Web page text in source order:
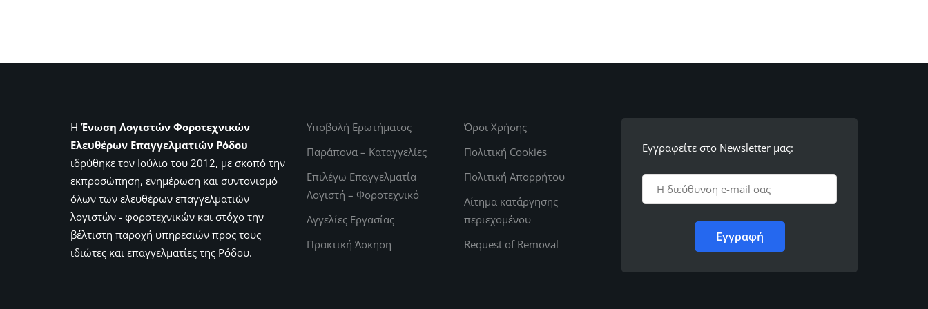
Η Ένωση Λογιστών Φοροτεχνικών
Ελευθέρων Επαγγελματιών Ρόδου
ιδρύθηκε τον Ιούλιο του 2012, με σκοπό την
εκπροσώπηση, ενημέρωση και συντονισμό
όλων των ελευθέρων επαγγελματιών
λογιστών - φοροτεχνικών και στόχο την
βέλτιστη παροχή υπηρεσιών προς τους
ιδιώτες και επαγγελματίες της Ρόδου.
Υποβολή Ερωτήματος
Παράπονα – Καταγγελίες
Επιλέγω Επαγγελματία
Λογιστή – Φοροτεχνικό
Αγγελίες Εργασίας
Πρακτική Άσκηση
Όροι Χρήσης
Πολιτική Cookies
Πολιτική Απορρήτου
Αίτημα κατάργησης
περιεχομένου
Request of Removal
Εγγραφείτε στο Newsletter μας: